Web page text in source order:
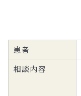
患者
相談内容